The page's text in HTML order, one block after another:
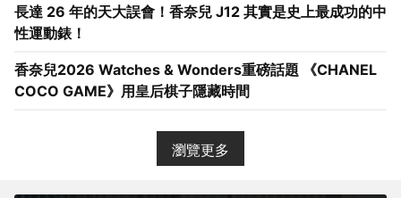
長達 26 年的天大誤會！香奈兒 J12 其實是史上最成功的中
性運動錶！
香奈兒2026 Watches & Wonders重磅話題 《CHANEL
COCO GAME》用皇后棋子隱藏時間
瀏覽更多